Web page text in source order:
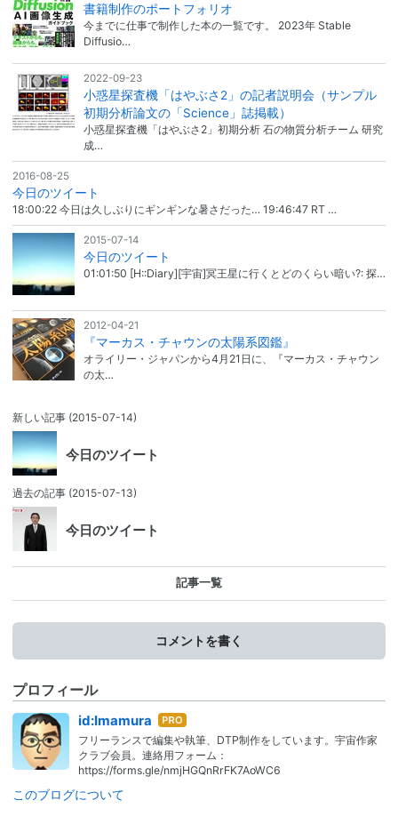
書籍制作のポートフォリオ
今までに仕事で制作した本の一覧です。 2023年 Stable
Diffusio…
2022-09-23
小惑星探査機「はやぶさ2」の記者説明会（サンプル
初期分析論文の「Science」誌掲載）
小惑星探査機「はやぶさ2」初期分析 石の物質分析チーム 研究
成…
2016-08-25
今日のツイート
18:00:22 今日は久しぶりにギンギンな暑さだった… 19:46:47 RT …
2015-07-14
今日のツイート
01:01:50 [H::Diary][宇宙]冥王星に行くとどのくらい暗い?: 探…
2012-04-21
『マーカス・チャウンの太陽系図鑑』
オライリー・ジャパンから4月21日に、『マーカス・チャウン
の太…
新しい記事 (2015-07-14)
今日のツイート
過去の記事 (2015-07-13)
今日のツイート
記事一覧
コメントを書く
プロフィール
id:Imamura はて
なブ
ログ
Pro
フリーランスで編集や執筆、DTP制作をしています。宇宙作家
クラブ会員。連絡用フォーム：
https://forms.gle/nmjHGQnRrFK7AoWC6
このブログについて